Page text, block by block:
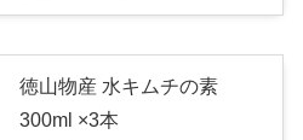
徳山物産 水キムチの素
300ml ×3本